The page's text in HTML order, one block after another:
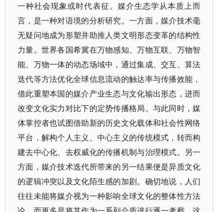
一种社会现象或时代表征。媒介生态学从本质上而
言，是一种对语境的分析研究。一方面，媒介技术毫
无疑问地成为形塑并助推人类文明形态变革的结构性
力量。世界各国希冀在万物感知、万物互联、万物智
能、万物一体的动态场域中，通过集成、交互、算法
迭代等方法优化全球信息流动的触达率与传播效能，
借此重塑本国的媒介产业生态与文化输出形态，进而
改变文化实力对比下的定势传播格局。与此同时，媒
体掌控者也试图借助新的历史文化载体和社会性网络
平台，解构个人主义、中心主义的传统模式，转而构
建去中心化、去权威化的传播机制与治理模式。另一
方面，媒介技术迭代所带来的另一结果便是异质文化
的逻辑冲突以及文化陌生感的加剧。确切地说，人们
往往未能将媒介视为一种影响全球文化的整体性方法